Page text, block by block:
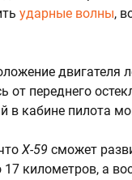
ударные волны,
двигателя
переднего
в кабине пилота
X-59 сможет
километров, а